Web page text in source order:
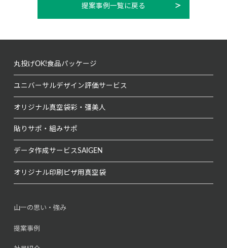
提案事例一覧に戻る
丸投げOK!食品パッケージ
ユニバーサルデザイン評価サービス
オリジナル真空袋彩・彊美人
貼りサポ・組みサポ
データ作成サービスSAIGEN
オリジナル印刷 ピザ用真空袋
山一の思い・強み
提案事例